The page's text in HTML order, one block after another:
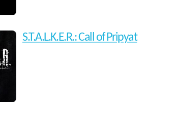
S.T.A.L.K.E.R.: Call of Pripyat